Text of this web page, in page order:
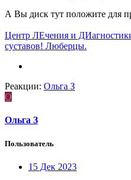
А Вы диск тут положите для
Центр ЛЕчения и
суставов! Люберцы.
Реакции: Ольга З
О
Ольга З
Пользователь
15 Дек 2023